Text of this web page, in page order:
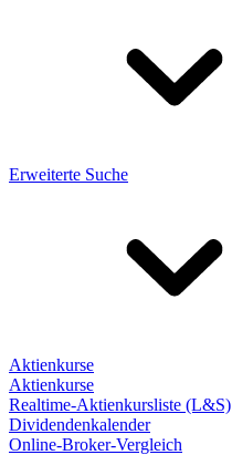
Erweiterte Suche
Aktienkurse
Aktienkurse
Realtime-Aktienkursliste (L&S)
Dividendenkalender
Online-Broker-Vergleich